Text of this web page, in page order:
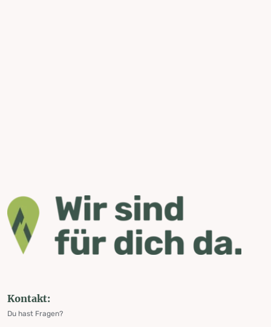
Kontakt:
Du hast Fragen?